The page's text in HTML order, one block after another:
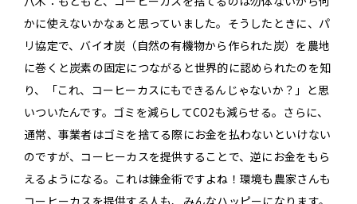
かに使えないかなぁと思っていました。そうしたときに、パ
リ協定で、バイオ炭（自然の有機物から作られた炭）を農地
に巻くと炭素の固定につながると世界的に認められたのを知
り、「これ、コーヒーカスにもできるんじゃないか？」と思
いついたんです。ゴミを減らしてCO2も減らせる。さらに、
通常、事業者はゴミを捨てる際にお金を払わないといけない
のですが、コーヒーカスを提供することで、逆にお金をもら
えるようになる。これは錬金術ですよね！環境も農家さんも
コーヒーカスを提供する人も、みんなハッピーになります。